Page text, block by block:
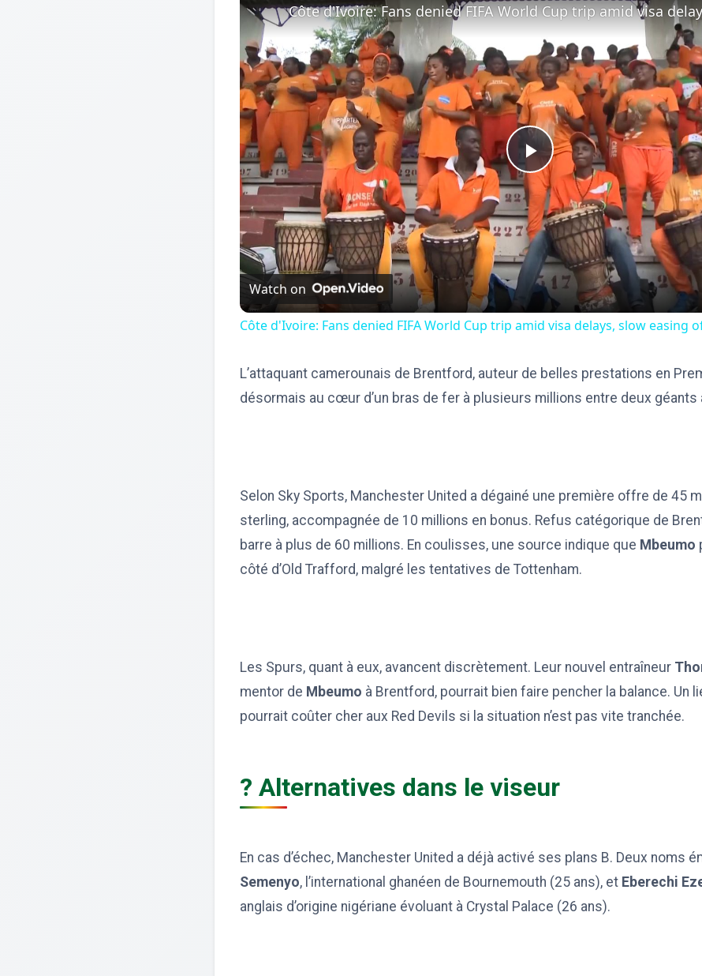
Play
Video
Watch on
Côte d'Ivoire: Fans denied FIFA World Cup trip amid visa delays, slow easing
L’attaquant camerounais de Brentford, auteur de belles prestations en
désormais au cœur d’un bras de fer à plusieurs millions entre deux géants
Selon Sky Sports, Manchester United a dégainé une première offre de 45
sterling, accompagnée de 10 millions en bonus. Refus catégorique de
barre à plus de 60 millions. En coulisses, une source indique que Mbeumo
côté d’Old Trafford, malgré les tentatives de Tottenham.
Les Spurs, quant à eux, avancent discrètement. Leur nouvel entraîneur
mentor de Mbeumo à Brentford, pourrait bien faire pencher la balance. Un
pourrait coûter cher aux Red Devils si la situation n’est pas vite tranchée.
? Alternatives dans le viseur
En cas d’échec, Manchester United a déjà activé ses plans B. Deux noms
Semenyo, l’international ghanéen de Bournemouth (25 ans), et Eberechi
anglais d’origine nigériane évoluant à Crystal Palace (26 ans).